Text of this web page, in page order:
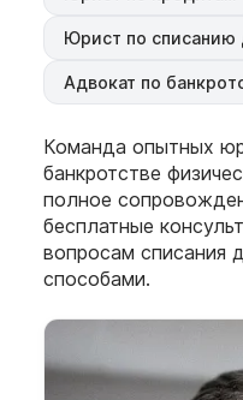
Юрист по списанию
Адвокат по
Команда опытных
банкротстве
полное
бесплатные
вопросам списания
способами.